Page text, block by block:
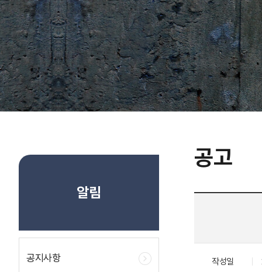
알림
공지사항
공고
작성일